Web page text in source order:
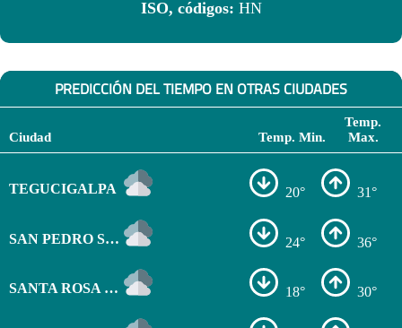
ISO, códigos: HN
PREDICCIÓN DEL TIEMPO EN OTRAS CIUDADES
Ciudad Temp. Min.
Temp.
Max.
TEGUCIGALPA 20° 31°
SAN PEDRO SULA 24° 36°
SANTA ROSA DE COPÁN 18° 30°